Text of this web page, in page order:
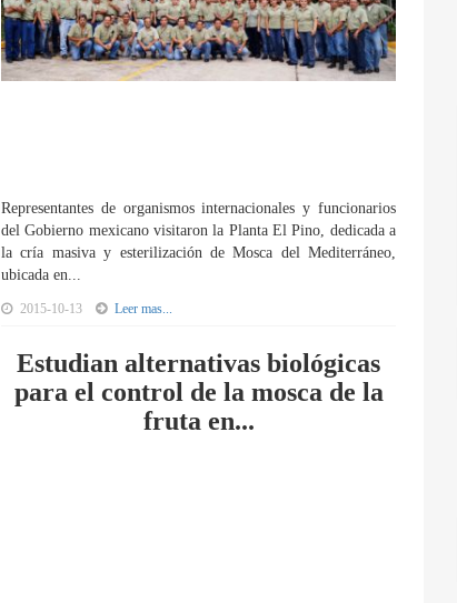
Representantes de organismos internacionales y funcionarios
del Gobierno mexicano visitaron la Planta El Pino, dedicada a
la cría masiva y esterilización de Mosca del Mediterráneo,
ubicada en...
2015-10-13 Leer mas...
Estudian alternativas biológicas
para el control de la mosca de la
fruta en...